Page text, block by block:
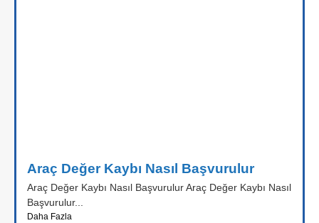
Araç Değer Kaybı Nasıl Başvurulur
Araç Değer Kaybı Nasıl Başvurulur Araç Değer Kaybı Nasıl
Başvurulur...
Daha Fazla